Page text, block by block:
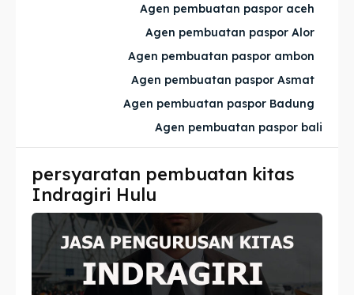
Imta
Legalisir
Apostille
Penerjemah
Imta
Legalisir
Apostille
Penerjemah
Agen pembuatan paspor aceh
Agen pembuatan paspor Alor
Agen pembuatan paspor ambon
Agen pembuatan paspor Asmat
Agen pembuatan paspor Badung
Agen pembuatan paspor bali
persyaratan pembuatan kitas
Indragiri Hulu